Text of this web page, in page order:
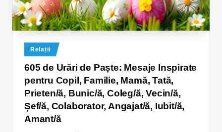
Relații
605 de Urări de Paște: Mesaje Inspirate
pentru Copil, Familie, Mamă, Tată,
Prieten/ă, Bunic/ă, Coleg/ă, Vecin/ă,
Șef/ă, Colaborator, Angajat/ă, Iubit/ă,
Amant/ă